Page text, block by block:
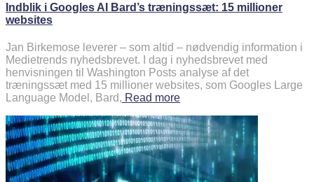
Indblik i Googles AI Bard’s træningssæt: 15 millioner
websites
Jan Birkemose leverer – som altid – nødvendig information i
Medietrends nyhedsbrevet. I dag i nyhedsbrevet med
henvisningen til Washington Posts analyse af det
træningssæt med 15 millioner websites, som Googles Large
Language Model, Bard, Read more